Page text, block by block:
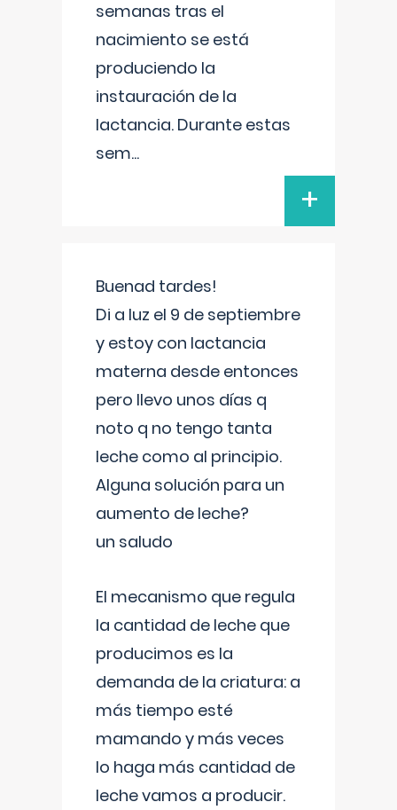
semanas tras el
nacimiento se está
produciendo la
instauración de la
lactancia. Durante estas
sem...
+
Buenad tardes!
Di a luz el 9 de septiembre
y estoy con lactancia
materna desde entonces
pero llevo unos días q
noto q no tengo tanta
leche como al principio.
Alguna solución para un
aumento de leche?
un saludo
El mecanismo que regula
la cantidad de leche que
producimos es la
demanda de la criatura: a
más tiempo esté
mamando y más veces
lo haga más cantidad de
leche vamos a producir.